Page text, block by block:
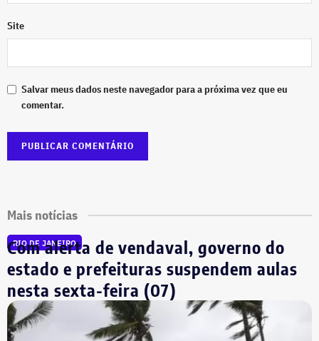
Site
Salvar meus dados neste navegador para a próxima vez que eu
comentar.
Mais notícias
RIO DE JANEIRO
Com alerta de vendaval, governo do
estado e prefeituras suspendem aulas
nesta sexta-feira (07)